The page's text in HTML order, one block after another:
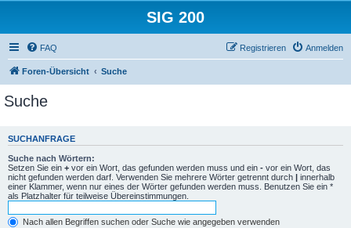
SIG 200
FAQ Anmelden
Registrieren
Foren-Übersicht Suche
Suche
SUCHANFRAGE
Suche nach Wörtern:
Setzen Sie ein + vor ein Wort, das gefunden werden muss und ein - vor ein Wort, das
nicht gefunden werden darf. Verwenden Sie mehrere Wörter getrennt durch | innerhalb
einer Klammer, wenn nur eines der Wörter gefunden werden muss. Benutzen Sie ein *
als Platzhalter für teilweise Übereinstimmungen.
Nach allen Begriffen suchen oder Suche wie angegeben verwenden